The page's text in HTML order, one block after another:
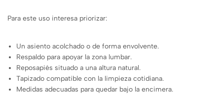
Para este uso interesa priorizar:
Un asiento acolchado o de forma envolvente.
Respaldo para apoyar la zona lumbar.
Reposapiés situado a una altura natural.
Tapizado compatible con la limpieza cotidiana.
Medidas adecuadas para quedar bajo la encimera.